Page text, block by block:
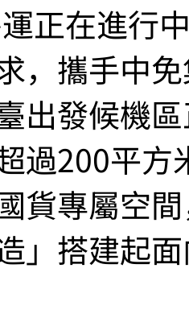
正在進行
，攜手中
出發候機
過200平方
貨專屬空
」搭建起